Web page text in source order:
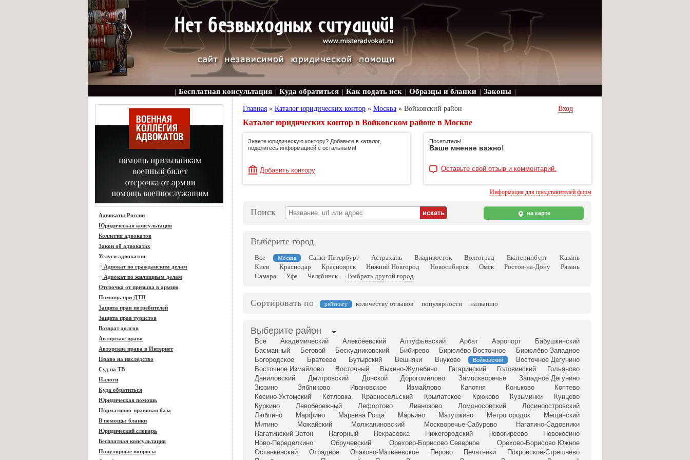
Бесплатная консультация Куда обратиться Как подать иск Образцы и бланки Законы
Адвокаты России
Юридическая консультация
Коллегия адвокатов
Закон об адвокатах
Услуги адвокатов
Адвокат по гражданским делам
Адвокат по жилищным делам
Отсрочка от призыва в армию
Помощь при ДТП
Защита прав потребителей
Защита прав туристов
Возврат долгов
Авторское право
Авторские права в Интернет
Право на наследство
Суд на ТВ
Налоги
Куда обратиться
Юридическая помощь
Нормативно-правовая база
В помощь: бланки
Юридический словарь
Бесплатная консультация
Популярные вопросы
Главная » Каталог юридических контор » Москва » Войковский район Вход
Каталог юридических контор в Войковском районе в Москве
Знаете юридическую контору? Добавьте в каталог,
поделитесь информацией с остальными!
Добавить контору
Посетитель!
Ваше мнение важно!
Оставьте свой отзыв и комментарий.
Информация для представителей фирм
Поиск на карте
Выберите город
Все Москва Санкт-Петербург Астрахань Владивосток Волгоград Екатеринбург
Казань
Киев
Краснодар Красноярск Нижний Новгород Новосибирск Омск Ростов-на-Дону
Рязань
Самара
Уфа Челябинск Выбрать другой город
Сортировать по рейтингу количеству отзывов популярности названию
Выберите район
Все Академический Алексеевский Алтуфьевский Арбат Аэропорт
Бабушкинский
Басманный
Беговой Бескудниковский Бибирево Бирюлёво Восточное
Бирюлёво Западное
Богородское
Братеево Бутырский Вешняки Внуково Войковский
Восточное Дегунино
Восточное Измайлово
Восточный Выхино-Жулебино Гагаринский Головинский
Гольяново
Даниловский
Дмитровский Донской Дорогомилово Замоскворечье
Западное Дегунино
Зюзино
Зябликово Ивановское Измайлово Капотня Коньково
Коптево
Косино-Ухтомский
Котловка Красносельский Крылатское Крюково Кузьминки
Кунцево
Куркино
Левобережный Лефортово Лианозово Ломоносовский
Лосиноостровский
Люблино
Марфино Марьина Роща Марьино Матушкино Метрогородок
Мещанский
Митино
Можайский Молжаниновский Москворечье-Сабурово
Нагатино-Садовники
Нагатинский Затон
Нагорный Некрасовка Нижегородский Новогиреево
Новокосино
Ново-Переделкино
Обручевский Орехово-Борисово Северное
Орехово-Борисово Южное
Останкинский
Отрадное Очаково-Матвеевское Перово Печатники
Покровское-Стрешнево